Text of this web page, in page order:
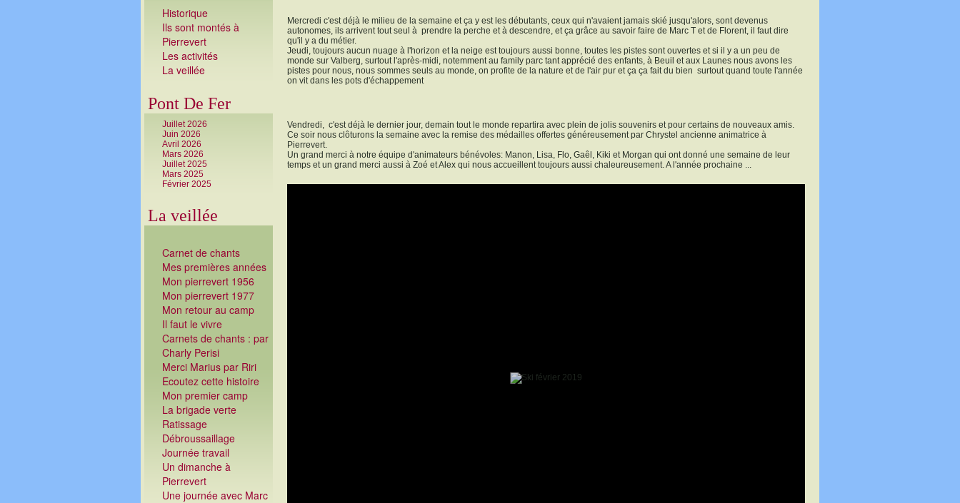
Historique
Ils sont montés à
Pierrevert
Les activités
La veillée
Pont De Fer
Juillet 2026
Juin 2026
Avril 2026
Mars 2026
Juillet 2025
Mars 2025
Février 2025
La veillée
Carnet de chants
Mes premières années
Mon pierrevert 1956
Mon pierrevert 1977
Mon retour au camp
Il faut le vivre
Carnets de chants : par
Charly Perisi
Merci Marius par Riri
Ecoutez cette histoire
Mon premier camp
La brigade verte
Ratissage
Débroussaillage
Journée travail
Un dimanche à
Pierrevert
Une journée avec Marc
Mercredi c'est déjà le milieu de la semaine et ça y est les débutants, ceux qui n'avaient jamais skié jusqu'alors, sont devenus
autonomes, ils arrivent tout seul à prendre la perche et à descendre, et ça grâce au savoir faire de Marc T et de Florent, il faut dire
qu'il y a du métier.
Jeudi, toujours aucun nuage à l'horizon et la neige est toujours aussi bonne, toutes les pistes sont ouvertes et si il y a un peu de
monde sur Valberg, surtout l'après-midi, notemment au family parc tant apprécié des enfants, à Beuil et aux Launes nous avons les
pistes pour nous, nous sommes seuls au monde, on profite de la nature et de l'air pur et ça ça fait du bien surtout quand toute l'année
on vit dans les pots d'échappement
Vendredi, c'est déjà le dernier jour, demain tout le monde repartira avec plein de jolis souvenirs et pour certains de nouveaux amis.
Ce soir nous clôturons la semaine avec la remise des médailles offertes généreusement par Chrystel ancienne animatrice à
Pierrevert.
Un grand merci à notre équipe d'animateurs bénévoles: Manon, Lisa, Flo, Gaêl, Kiki et Morgan qui ont donné une semaine de leur
temps et un grand merci aussi à Zoé et Alex qui nous accueillent toujours aussi chaleureusement. A l'année prochaine ...